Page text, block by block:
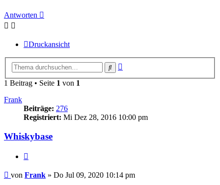
Antworten
Druckansicht
Suche
1 Beitrag • Seite 1 von 1
Frank
Beiträge: 276
Registriert: Mi Dez 28, 2016 10:00 pm
Whiskybase
Beitrag
von Frank » Do Jul 09, 2020 10:14 pm